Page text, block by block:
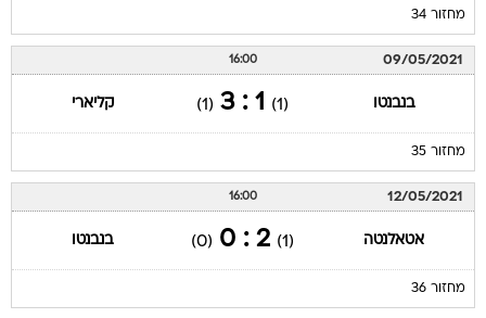
מחזור 34
09/05/2021
16:00
בנבנטו (1)
1 : 3
(1) קליארי
מחזור 35
12/05/2021
16:00
אטאלנטה (1)
2 : 0
(0) בנבנטו
מחזור 36